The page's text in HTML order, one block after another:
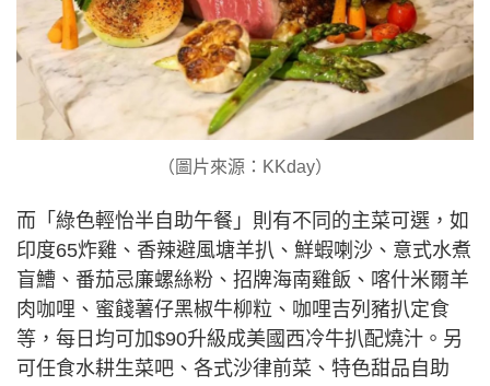
（圖片來源：KKday）
而「綠色輕怡半自助午餐」則有不同的主菜可選，如
印度65炸雞、香辣避風塘羊扒、鮮蝦喇沙、意式水煮
盲鰽、番茄忌廉螺絲粉、招牌海南雞飯、喀什米爾羊
肉咖哩、蜜餞薯仔黑椒牛柳粒、咖哩吉列豬扒定食
等，每日均可加$90升級成美國西冷牛扒配燒汁。另
可任食水耕生菜吧、各式沙律前菜、特色甜品自助